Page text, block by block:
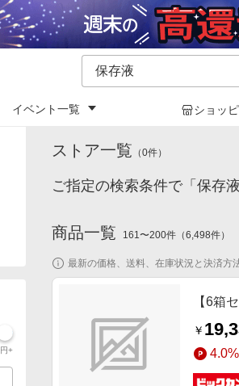
イベント一覧 ショッ
円+
トップ 」の検索結果
ストア一覧 （0件）
ご指定の検索条件で「保存
商品一覧 161〜200件 （6,498件）
最新の価格、送料、在庫状況と決済方
【6箱
￥
4.0%